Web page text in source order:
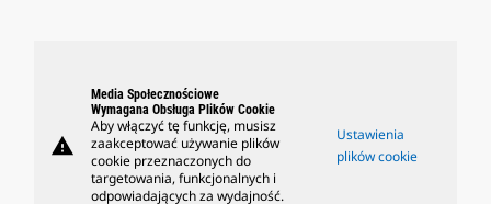
warning
Media Społecznościowe
Wymagana Obsługa Plików Cookie
Aby włączyć tę funkcję, musisz
zaakceptować używanie plików
cookie przeznaczonych do
targetowania, funkcjonalnych i
odpowiadających za wydajność.
Ustawienia
plików cookie